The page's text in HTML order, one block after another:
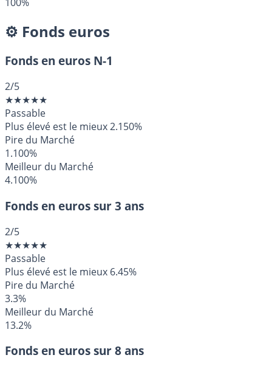
⚙️ Fonds euros
Fonds en euros N-1
2/5
★★★★★
Passable
Plus élevé est le mieux2.150%
Pire du Marché
1.100%
Meilleur du Marché
4.100%
Fonds en euros sur 3 ans
2/5
★★★★★
Passable
Plus élevé est le mieux 6.45%
Pire du Marché
3.3%
Meilleur du Marché
13.2%
Fonds en euros sur 8 ans